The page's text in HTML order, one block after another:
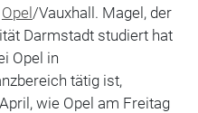
Opel/Vauxhall. Magel, der
Darmstadt studiert hat
Opel in
tätig ist,
wie Opel am Freitag